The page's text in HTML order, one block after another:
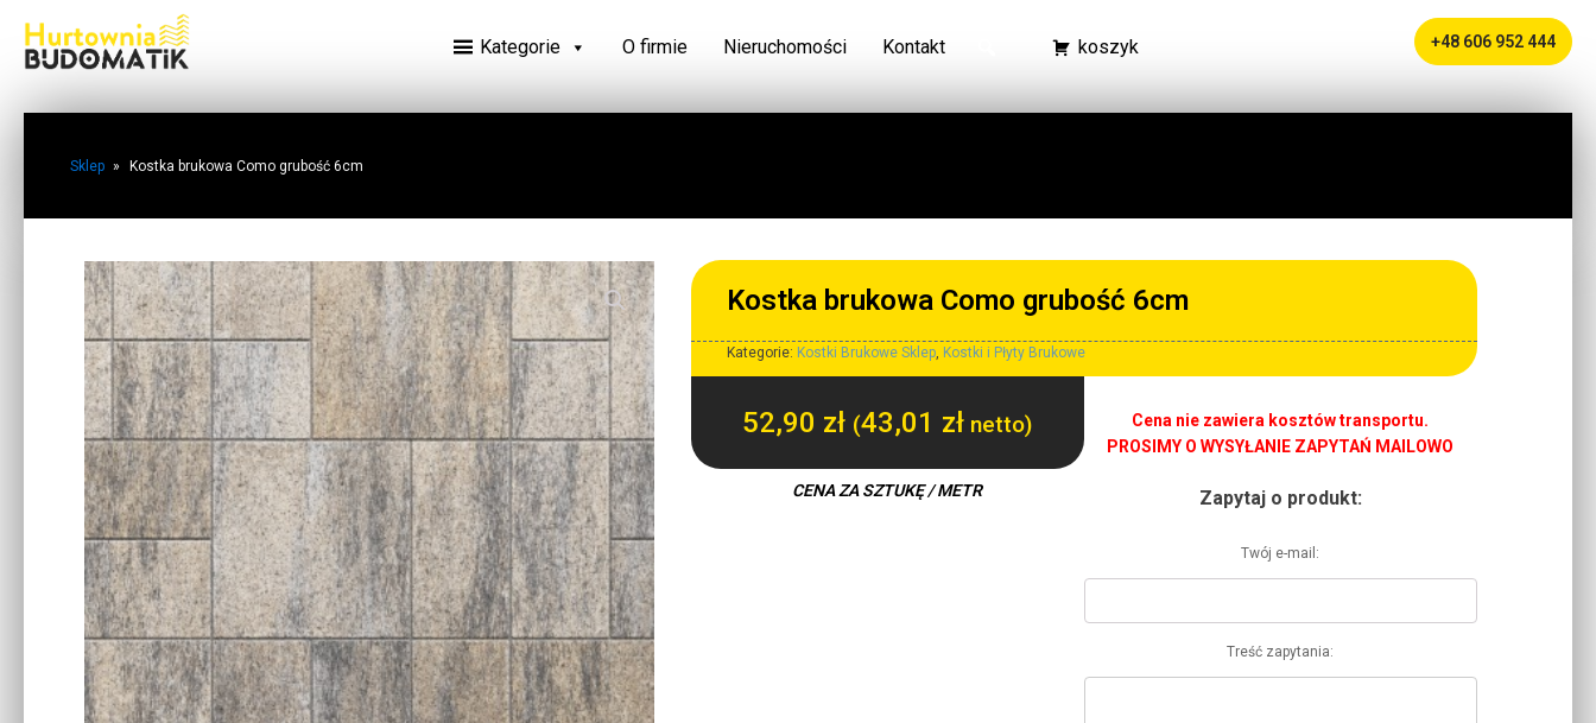
Kategorie O firmie Nieruchomości Kontakt koszyk +48 606 952 444
Sklep » Kostka brukowa Como grubość 6cm
Kostka brukowa Como grubość 6cm
Kategorie: Kostki Brukowe Sklep, Kostki i Płyty Brukowe
52,90 zł (43,01 zł netto)
CENA ZA SZTUKĘ / METR
Cena nie zawiera kosztów transportu.
PROSIMY O WYSYŁANIE ZAPYTAŃ MAILOWO
Zapytaj o produkt:
Twój e-mail:
Treść zapytania: